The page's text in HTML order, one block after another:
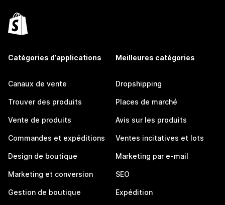
Catégories d’applications
Canaux de vente
Trouver des produits
Vente de produits
Commandes et expéditions
Design de boutique
Marketing et conversion
Gestion de boutique
Meilleures catégories
Dropshipping
Places de marché
Avis sur les produits
Ventes incitatives et lots
Marketing par e-mail
SEO
Expédition